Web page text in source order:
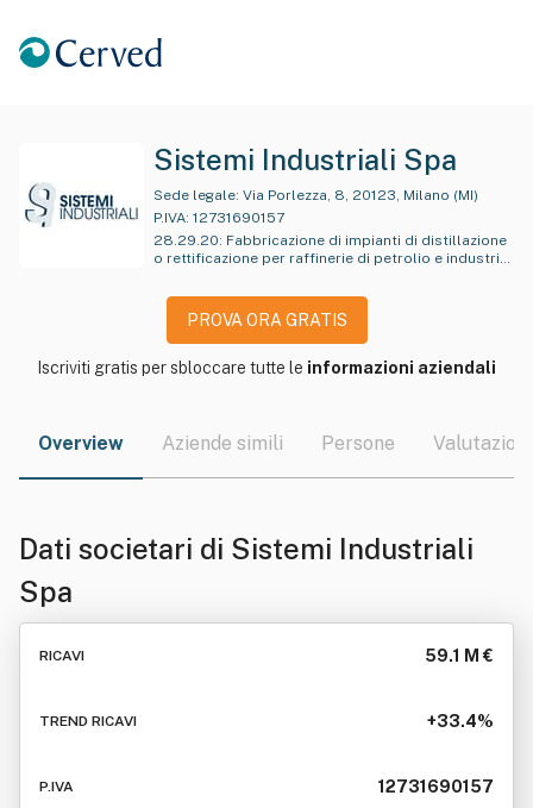
Sistemi Industriali Spa
Sede legale: Via Porlezza, 8, 20123, Milano (MI)
P.IVA: 12731690157
28.29.20: Fabbricazione di impianti di distillazione
o rettificazione per raffinerie di petrolio e industrie
PROVA ORA GRATIS
Iscriviti gratis per sbloccare tutte le informazioni aziendali
Overview Aziende simili Persone Valutazioni
Dati societari di Sistemi Industriali
Spa
RICAVI 59.1 M €
TREND RICAVI +33.4%
P.IVA 12731690157